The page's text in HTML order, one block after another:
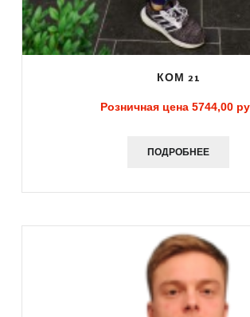
КОМ 21
Розничная цена 5744,00
ПОДРОБНЕЕ